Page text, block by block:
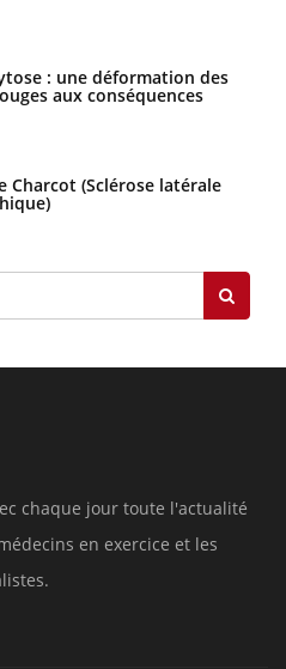
: une déformation des
aux conséquences
Charcot (Sclérose latérale
chaque jour toute l'actualité
en exercice et les